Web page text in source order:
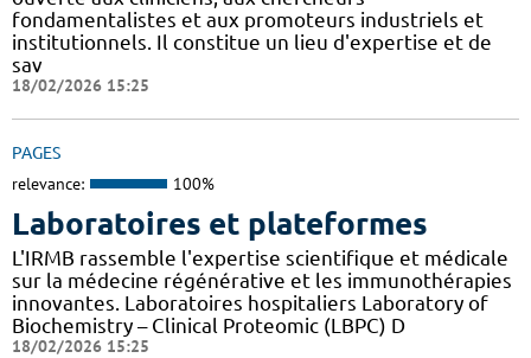
fondamentalistes et aux promoteurs industriels et
institutionnels. Il constitue un lieu d'expertise et de
sav
18/02/2026 15:25
PAGES
relevance: 100%
Laboratoires et plateformes
L'IRMB rassemble l'expertise scientifique et médicale
sur la médecine régénérative et les immunothérapies
innovantes. Laboratoires hospitaliers Laboratory of
Biochemistry – Clinical Proteomic (LBPC) D
18/02/2026 15:25